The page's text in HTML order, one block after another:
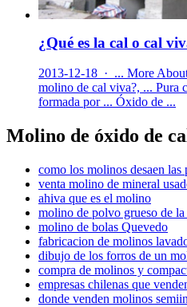
¿Qué es la cal o cal
2013-12-18 · ... More
molino de cal viva?, ... Pura
formada por ... Óxido de ...
Molino de óxido de
como los molinos desaen las
venta molino de mineral
ahiva que es el molino
molino de polvo grueso de la
molino de bolas Quevedo
fabricacion de molinos
dibujo de los forros de un
compra de molinos y
empresas chilenas que
donde venden molinos